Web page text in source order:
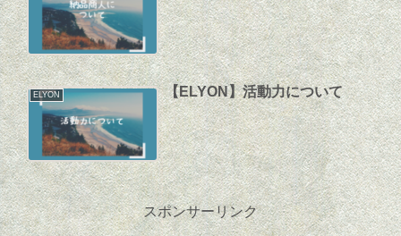
ELYON 【ELYON】活動力について
スポンサーリンク